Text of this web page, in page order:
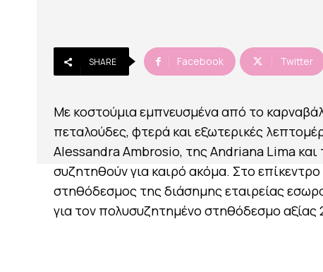
SHARE Facebook Twitter
Με κοστούμια εμπνευσμένα από το
πεταλούδες, φτερά και εξωτερικές
Alessandra Ambrosio, της Andriana Lima
συζητηθούν για καιρό ακόμα. Στο
στηθόδεσμος της διάσημης εταιρείας
για τον πολυσυζητημένο στηθόδεσμο